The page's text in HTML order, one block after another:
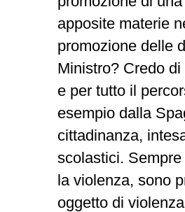
apposite materie
promozione delle
Ministro? Credo
e per tutto il
esempio dalla
cittadinanza,
scolastici.
la violenza, sono
oggetto di